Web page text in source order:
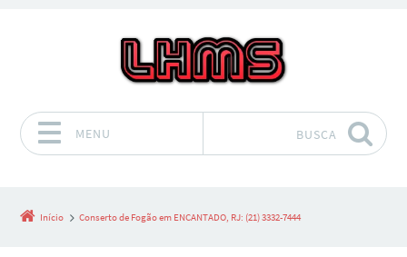
MENU BUSCA
Início Conserto de Fogão em ENCANTADO, RJ: (21) 3332-7444